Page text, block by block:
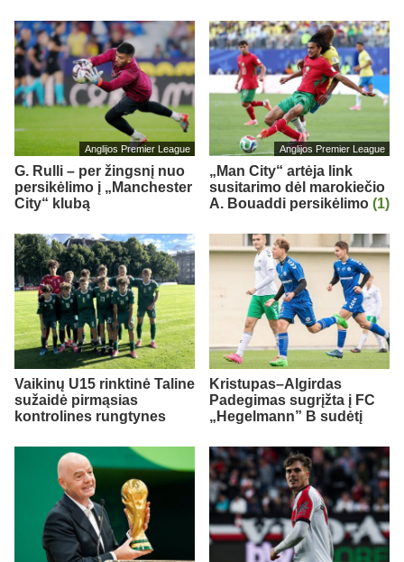
Anglijos Premier League
G. Rulli – per žingsnį nuo
persikėlimo į „Manchester
City“ klubą
Anglijos Premier League
„Man City“ artėja link
susitarimo dėl marokiečio
A. Bouaddi persikėlimo (1)
Vaikinų U15 rinktinė Taline
sužaidė pirmąsias
kontrolines rungtynes
Kristupas–Algirdas
Padegimas sugrįžta į FC
„Hegelmann” B sudėtį